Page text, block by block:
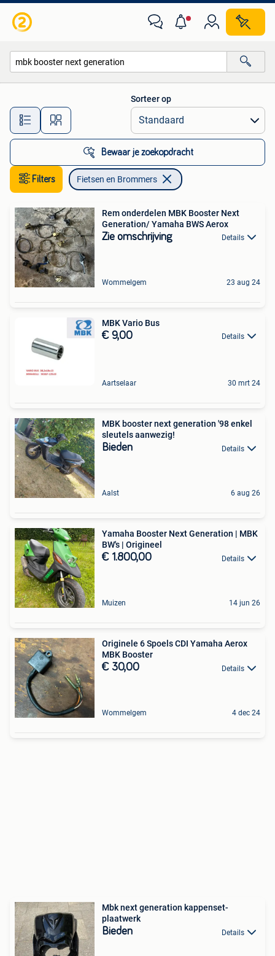
Alle afstanden…
Sorteer op
Bewaar je zoekopdracht
Filters Fietsen en Brommers
Rem onderdelen MBK Booster Next
Generation/ Yamaha BWS Aerox
Zie omschrijving Details
Wommelgem 23 aug 24
MBK Vario Bus
€ 9,00 Details
Aartselaar 30 mrt 24
MBK booster next generation '98 enkel
sleutels aanwezig!
Bieden Details
Aalst 6 aug 26
Yamaha Booster Next Generation | MBK
BW's | Origineel
€ 1.800,00 Details
Muizen 14 jun 26
Originele 6 Spoels CDI Yamaha Aerox
MBK Booster
€ 30,00 Details
Wommelgem 4 dec 24
Mbk next generation kappenset-
plaatwerk
Bieden Details